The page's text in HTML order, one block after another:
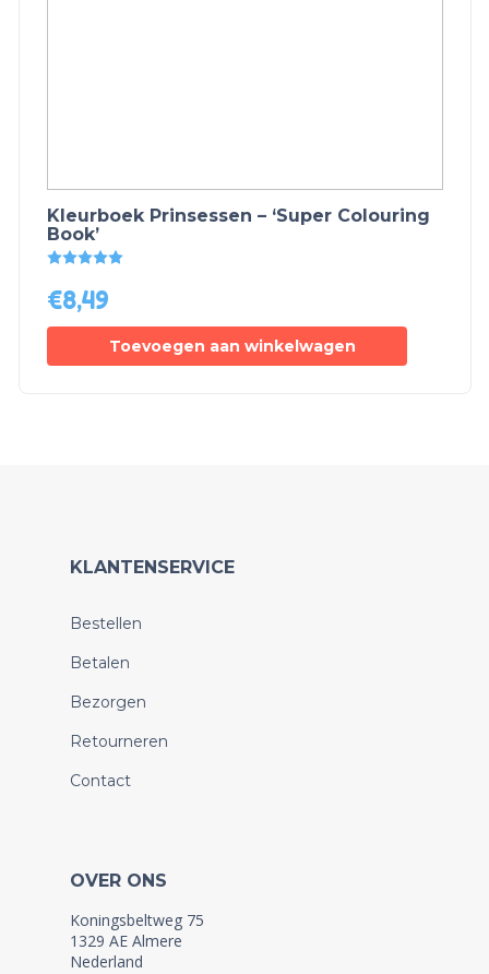
Kleurboek Prinsessen – ‘Super Colouring
Book’
Gewaardeerd
€8,49
Toevoegen aan winkelwagen
KLANTENSERVICE
Bestellen
Betalen
Bezorgen
Retourneren
Contact
OVER ONS
Koningsbeltweg 75
1329 AE Almere
Nederland